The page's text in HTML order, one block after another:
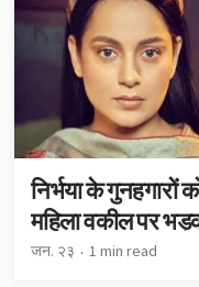
निर्भया के गुनहगारों
महिला वकील पर
जन. २३ 1 min read